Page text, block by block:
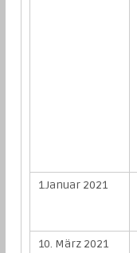
1.Januar 2021
10. März 2021